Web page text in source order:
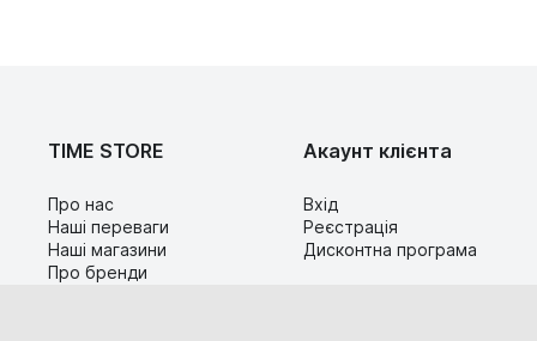
TIME STORE
Про нас
Наші переваги
Наші магазини
Про бренди
Акаунт клієнта
Вхід
Реєстрація
Дисконтна програма